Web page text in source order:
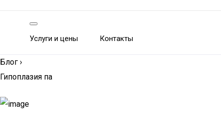
Услуги и цены Контакты
Блог ›
Гипоплазия па